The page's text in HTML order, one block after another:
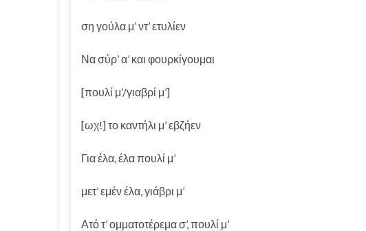
ση γούλα μ’ ντ’ ετυλίεν
Να σύρ’ α’ και φουρκίγουμαι
[πουλί μ’/γιαβρί μ’]
[ωχ!] το καντήλι μ’ εβζήεν
Για έλα, έλα πουλί μ’
μετ’ εμέν έλα, γιάβρι μ’
Ατό τ’ ομματοτέρεμα σ’, πουλί μ’